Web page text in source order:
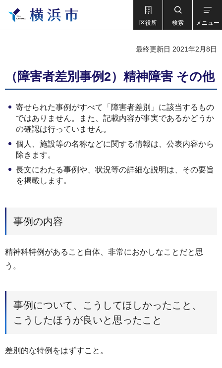
区役所 検索 メニュー
最終更新日 2021年2月8日
（障害者差別事例2）精神障害 その他
寄せられた事例がすべて「障害者差別」に該当するもの
ではありません。また、記載内容が事実であるかどうか
の確認は行っていません。
個人、施設等の名称などに関する情報は、公表内容から
除きます。
長文にわたる事例や、状況等の詳細な説明は、その要旨
を掲載します。
事例の内容
精神科特例があること自体、非常におかしなことだと思
う。
事例について、こうしてほしかったこと、
こうしたほうが良いと思ったこと
差別的な特例をはずすこと。